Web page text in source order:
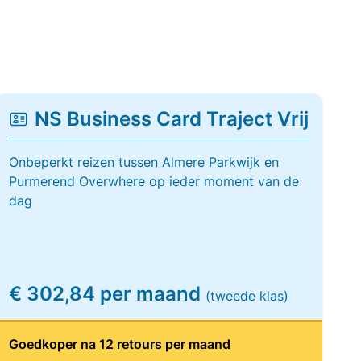
NS Business Card Traject Vrij
Onbeperkt reizen tussen Almere Parkwijk en
Purmerend Overwhere op ieder moment van de
dag
€ 302,84 per maand (tweede klas)
Goedkoper na 12 retours per maand